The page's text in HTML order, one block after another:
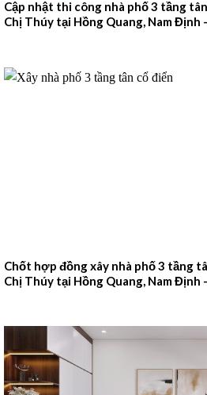
Cập nhật thi công nhà phố 3 tầng
Chị Thúy tại Hồng Quang, Nam Định
Chốt hợp đồng xây nhà phố 3 tầng
Chị Thúy tại Hồng Quang, Nam Định